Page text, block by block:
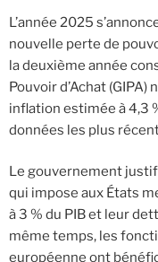
L’année 2025
nouvelle perte de
la deuxième année
Pouvoir d’Achat
inflation estimée à 4,3
données les plus
Le gouvernement
qui impose aux États
à 3 % du PIB et leur
même temps, les
européenne ont